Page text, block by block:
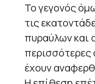
Το γεγονός
τις
πυραύλων και
περισσότερες
έχουν